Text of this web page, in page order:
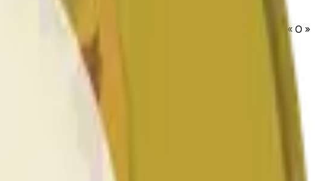
en/trade/DOGE_USDT
). The close « C » and open « O »
or trading pairs.